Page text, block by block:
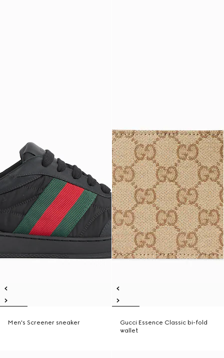
Men's Screener sneaker
Gucci Essence Classic bi-fold
wallet